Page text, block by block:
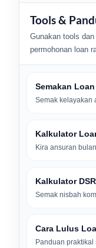
Tools &
Gunakan tools
permohonan loan
Semakan
Semak kelayakan
Kalkulator
Kira ansuran
Kalkulator
Semak nisbah
Cara Lulus
Panduan